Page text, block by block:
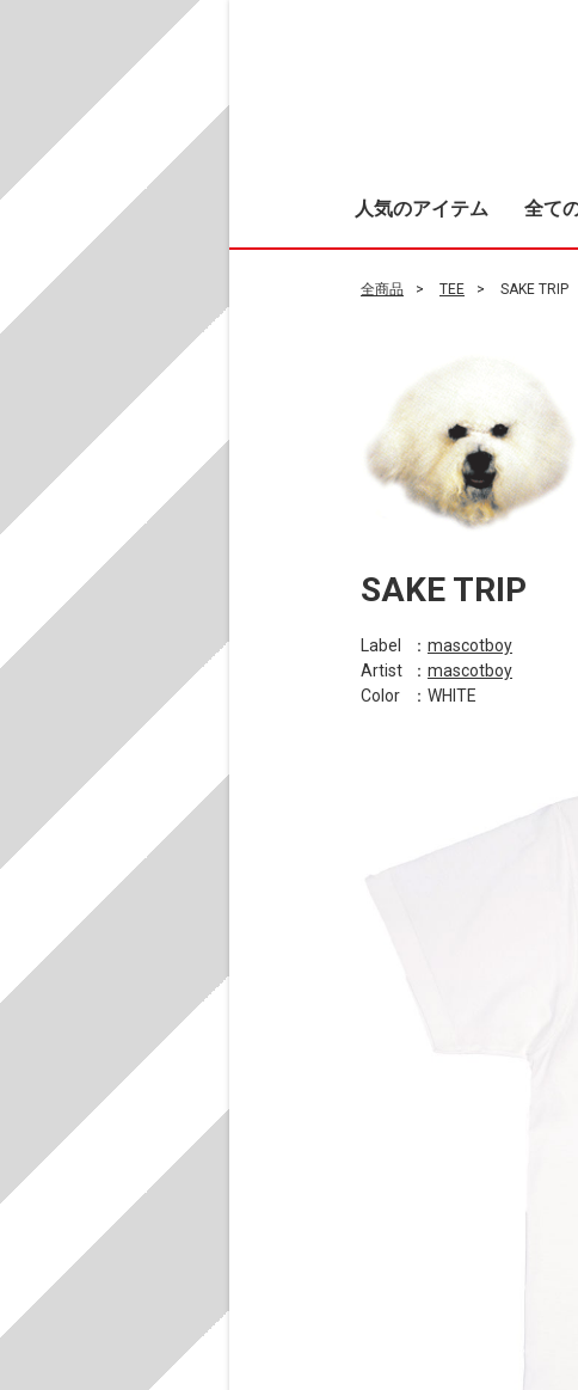
人気のアイテム 全て
全商品 TEE SAKE TRIP
SAKE TRIP
Label ： mascotboy
Artist
： mascotboy
Color
：WHITE